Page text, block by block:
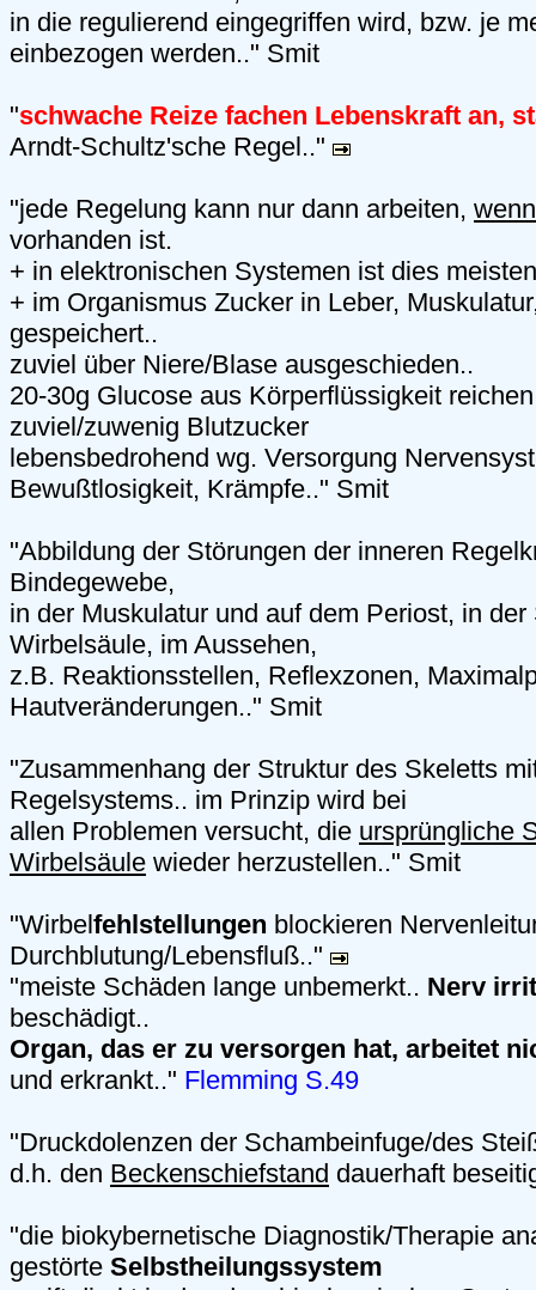
in die regulierend eingegriffen wird, bzw. je
einbezogen werden.." Smit
"schwache Reize fachen Lebenskraft an,
Arndt-Schultz'sche Regel.."
"jede Regelung kann nur dann arbeiten,
vorhanden ist.
+ in elektronischen Systemen ist dies
+ im Organismus Zucker in Leber,
gespeichert..
zuviel über Niere/Blase ausgeschieden..
20-30g Glucose aus Körperflüssigkeit
zuviel/zuwenig Blutzucker
lebensbedrohend wg. Versorgung
Bewußtlosigkeit, Krämpfe.." Smit
"Abbildung der Störungen der inneren
Bindegewebe,
in der Muskulatur und auf dem Periost, in der
Wirbelsäule, im Aussehen,
z.B. Reaktionsstellen, Reflexzonen,
Hautveränderungen.." Smit
"Zusammenhang der Struktur des Skeletts
Regelsystems.. im Prinzip wird bei
allen Problemen versucht, die ursprüngliche
Wirbelsäule wieder herzustellen.." Smit
"Wirbel fehlstellungen blockieren
Durchblutung/Lebensfluß.."
"meiste Schäden lange unbemerkt.. Nerv
beschädigt..
Organ, das er zu versorgen hat, arbeitet
und erkrankt.." Flemming S.49
"Druckdolenzen der Schambeinfuge/des
d.h. den Beckenschiefstand dauerhaft
"die biokybernetische Diagnostik/Therapie
gestörte Selbstheilungssystem